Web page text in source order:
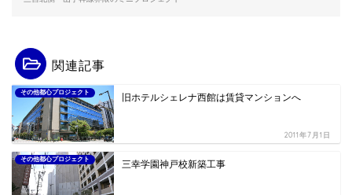
関連記事
その他都心プロジェクト 旧ホテルシェレナ西館は賃貸マンションへ
2011年7月1日
その他都心プロジェクト 三幸学園神戸校新築工事